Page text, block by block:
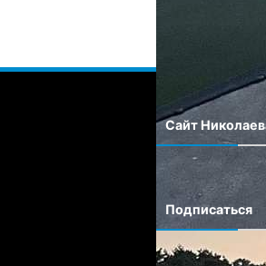
Сайт
Сайт города
Подписаться